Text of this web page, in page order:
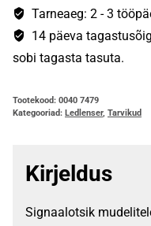
Tarneaeg: 2 - 3
14 päeva
sobi tagasta tasuta.
Tootekood: 0040 7479
Kategooriad: Ledlenser, Tarvikud
Kirjeldus
Signaalotsik